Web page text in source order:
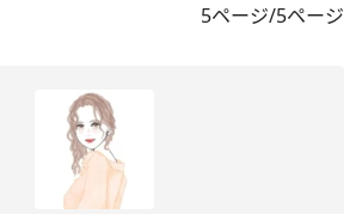
5ページ/5ページ